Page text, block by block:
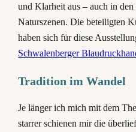
und Klarheit aus – auch in
Naturszenen. Die beteiligten
haben sich für diese
Schwalenberger
Tradition im Wandel
Je länger ich mich mit dem
starrer schienen mir die